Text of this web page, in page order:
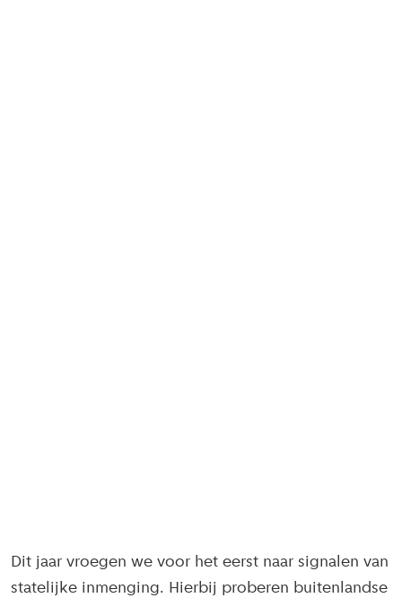
Dit jaar vroegen we voor het eerst naar signalen van
statelijke inmenging. Hierbij proberen buitenlandse